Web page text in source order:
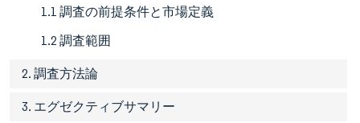
1.1 調査の前提条件と市場定義
1.2 調査範囲
2. 調査方法論
3. エグゼクティブサマリー